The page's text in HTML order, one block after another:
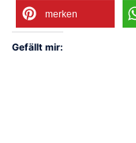
merken
Gefällt mir: